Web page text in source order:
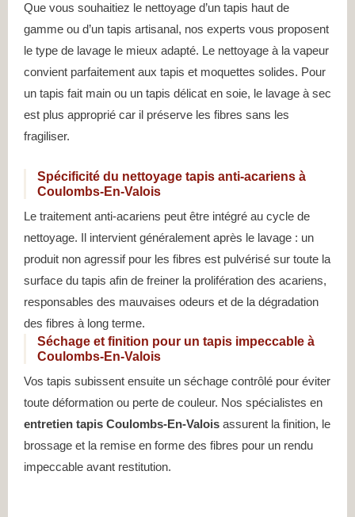
Que vous souhaitiez le nettoyage d’un tapis haut de
gamme ou d’un tapis artisanal, nos experts vous proposent
le type de lavage le mieux adapté. Le nettoyage à la vapeur
convient parfaitement aux tapis et moquettes solides. Pour
un tapis fait main ou un tapis délicat en soie, le lavage à sec
est plus approprié car il préserve les fibres sans les
fragiliser.
Spécificité du nettoyage tapis anti-acariens à
Coulombs-En-Valois
Le traitement anti-acariens peut être intégré au cycle de
nettoyage. Il intervient généralement après le lavage : un
produit non agressif pour les fibres est pulvérisé sur toute la
surface du tapis afin de freiner la prolifération des acariens,
responsables des mauvaises odeurs et de la dégradation
des fibres à long terme.
Séchage et finition pour un tapis impeccable à
Coulombs-En-Valois
Vos tapis subissent ensuite un séchage contrôlé pour éviter
toute déformation ou perte de couleur. Nos spécialistes en
entretien tapis Coulombs-En-Valois assurent la finition, le
brossage et la remise en forme des fibres pour un rendu
impeccable avant restitution.